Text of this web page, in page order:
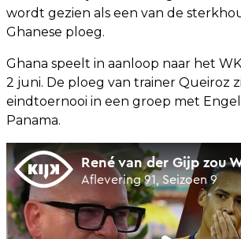
wordt gezien als een van de
Ghanese ploeg.
Ghana speelt in aanloop naar het
2 juni. De ploeg van trainer Queiroz
eindtoernooi in een groep met
Panama.